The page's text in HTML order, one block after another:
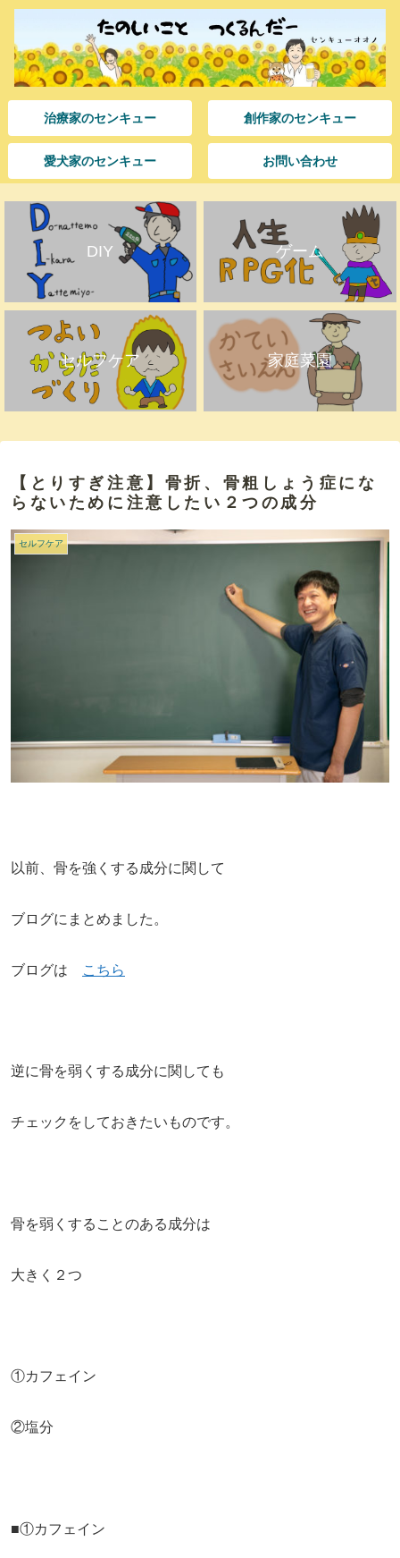
治療家のセンキュー 創作家のセンキュー
愛犬家のセンキュー お問い合わせ
DIY ゲーム
セルフケア 家庭菜園
【とりすぎ注意】骨折、骨粗しょう症にな
らないために注意したい２つの成分
セルフケア
以前、骨を強くする成分に関して
ブログにまとめました。
ブログは こちら
逆に骨を弱くする成分に関しても
チェックをしておきたいものです。
骨を弱くすることのある成分は
大きく２つ
①カフェイン
②塩分
■①カフェイン